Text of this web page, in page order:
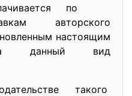
по
авторского
настоящим
за данный вид
такого